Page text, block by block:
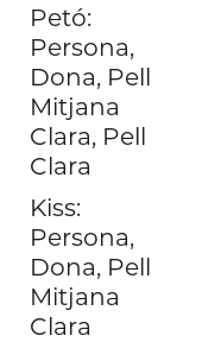
Petó:
Persona,
Dona, Pell
Mitjana
Clara, Pell
Clara
Kiss:
Persona,
Dona, Pell
Mitjana
Clara